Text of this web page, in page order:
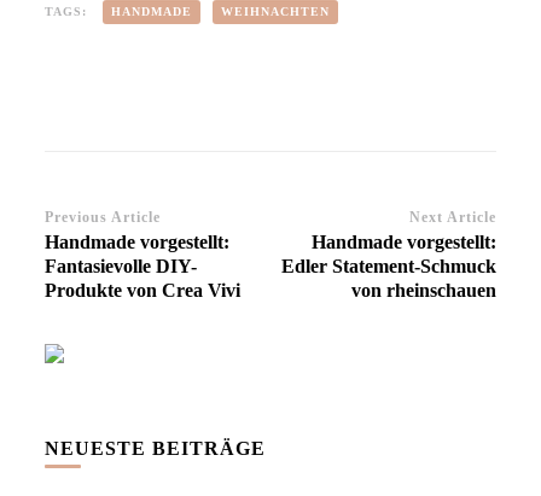
TAGS: HANDMADE WEIHNACHTEN
Post
Navigation
Previous Article
Handmade vorgestellt:
Fantasievolle DIY-
Produkte von Crea Vivi
Next Article
Handmade vorgestellt:
Edler Statement-Schmuck
von rheinschauen
NEUESTE BEITRÄGE